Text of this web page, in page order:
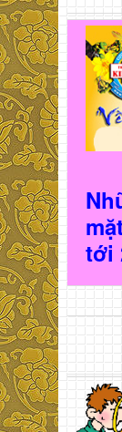
tới